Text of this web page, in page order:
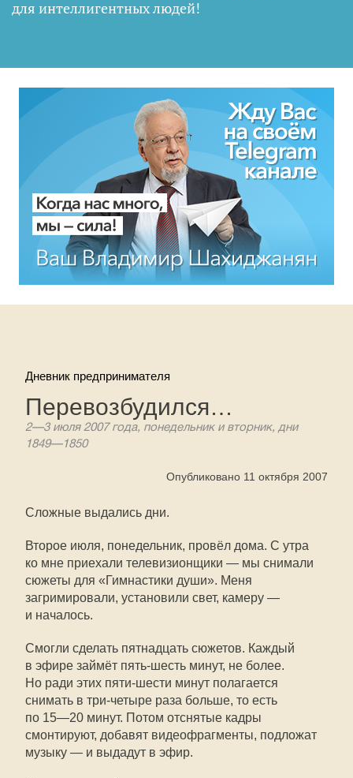
для интеллигентных людей!
Дневник предпринимателя
Перевозбудился…
2—3июля 2007 года, понедельник и вторник, дни
1849—1850
Опубликовано 11 октября 2007
Сложные выдались дни.
Второе июля, понедельник, провёл дома. С утра
ко мне приехали телевизионщики — мы снимали
сюжеты для «Гимнастики души». Меня
загримировали, установили свет, камеру —
и началось.
Смогли сделать пятнадцать сюжетов. Каждый
в эфире займёт пять-шесть минут, не более.
Но ради этих пяти-шести минут полагается
снимать в три-четыре раза больше, то есть
по 15—20 минут. Потом отснятые кадры
смонтируют, добавят видеофрагменты, подложат
музыку — и выдадут в эфир.